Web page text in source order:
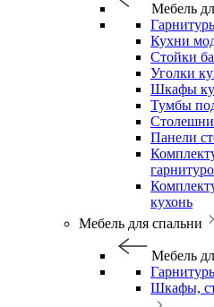
Мебель
Кухни
Стойки
Уголки
Шкафы
Тумбы
Панели
кухонь
Мебель для спальни
Мебель
Шкафы,